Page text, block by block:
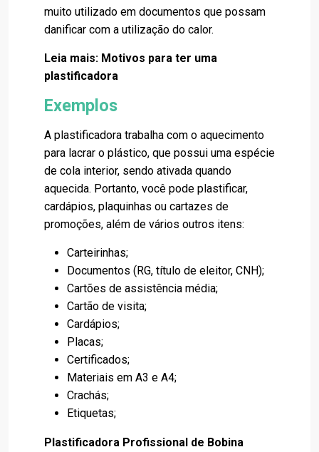
muito utilizado em documentos que possam
danificar com a utilização do calor.
Leia mais: Motivos para ter uma
plastificadora
Exemplos
A plastificadora trabalha com o aquecimento
para lacrar o plástico, que possui uma espécie
de cola interior, sendo ativada quando
aquecida. Portanto, você pode plastificar,
cardápios, plaquinhas ou cartazes de
promoções, além de vários outros itens:
Carteirinhas;
Documentos (RG, título de eleitor, CNH);
Cartões de assistência média;
Cartão de visita;
Cardápios;
Placas;
Certificados;
Materiais em A3 e A4;
Crachás;
Etiquetas;
Plastificadora Profissional de Bobina